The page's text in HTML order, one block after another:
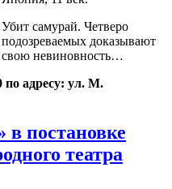
Убит самурай. Четверо
подозреваемых доказывают
свою невиновность…
по адресу: ул. М.
постановке
театра